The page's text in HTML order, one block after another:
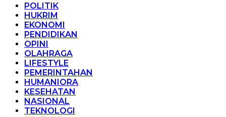
POLITIK
HUKRIM
EKONOMI
PENDIDIKAN
OPINI
OLAHRAGA
LIFESTYLE
PEMERINTAHAN
HUMANIORA
KESEHATAN
NASIONAL
TEKNOLOGI